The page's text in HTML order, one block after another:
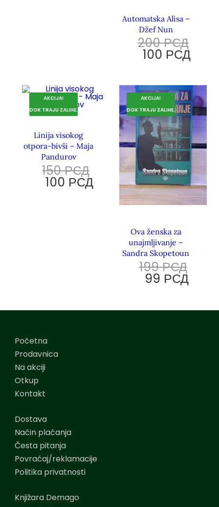
Automatska Alisa –
Džef Nun
200РСД
100 РСД
AKCIJA!
DOK TRAJU ZALIHE.
Linija visokog
otpora-bivši – Maja
Pandurov
150РСД
100 РСД
AKCIJA!
DOK TRAJU ZALIHE.
Ova ženska za
unajmljivanje –
Sandra Skopetoun
199РСД
99 РСД
Početna
Prodavnica
Na akciji
Otkup
Kontakt
Dostava
Način plaćanja
Česta pitanja
Povraćaj/reklamacije
Politika privatnosti
Knjižara Demago